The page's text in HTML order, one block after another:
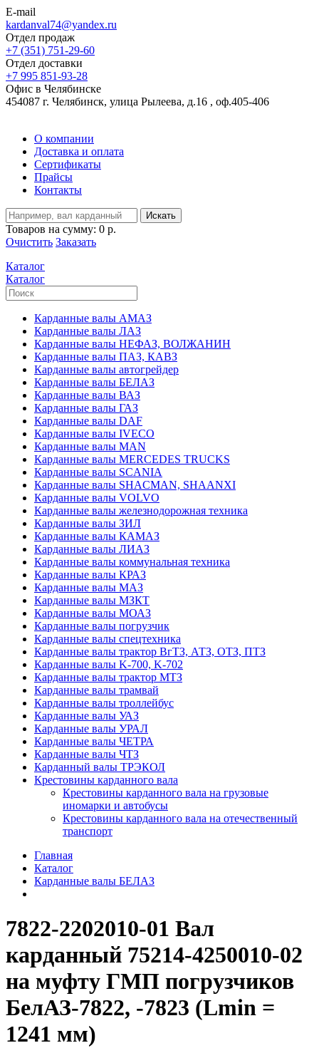
E-mail
kardanval74@yandex.ru
Отдел продаж
+7 (351) 751-29-60
Отдел доставки
+7 995 851-93-28
Офис в Челябинске
454087 г. Челябинск, улица Рылеева, д.16 , оф.405-406
О компании
Доставка и оплата
Сертификаты
Прайсы
Контакты
Искать
Товаров на сумму: 0 р.
Очистить Заказать
Каталог
Каталог
Карданные валы АМАЗ
Карданные валы ЛАЗ
Карданные валы НЕФАЗ, ВОЛЖАНИН
Карданные валы ПАЗ, КАВЗ
Карданные валы автогрейдер
Карданные валы БЕЛАЗ
Карданные валы ВАЗ
Карданные валы ГАЗ
Карданные валы DAF
Карданные валы IVECO
Карданные валы MAN
Карданные валы MERCEDES TRUCKS
Карданные валы SCANIA
Карданные валы SHACMAN, SHAANXI
Карданные валы VOLVO
Карданные валы железнодорожная техника
Карданные валы ЗИЛ
Карданные валы КАМАЗ
Карданные валы ЛИАЗ
Карданные валы коммунальная техника
Карданные валы КРАЗ
Карданные валы МАЗ
Карданные валы МЗКТ
Карданные валы МОАЗ
Карданные валы погрузчик
Карданные валы спецтехника
Карданные валы трактор ВгТЗ, АТЗ, ОТЗ, ПТЗ
Карданные валы K-700, K-702
Карданные валы трактор МТЗ
Карданные валы трамвай
Карданные валы троллейбус
Карданные валы УАЗ
Карданные валы УРАЛ
Карданные валы ЧЕТРА
Карданные валы ЧТЗ
Карданный валы ТРЭКОЛ
Крестовины карданного вала
Крестовины карданного вала на грузовые
иномарки и автобусы
Крестовины карданного вала на отечественный
транспорт
Главная
Каталог
Карданные валы БЕЛАЗ
7822-2202010-01 Вал
карданный 75214-4250010-02
на муфту ГМП погрузчиков
БелАЗ-7822, -7823 (Lmin =
1241 мм)